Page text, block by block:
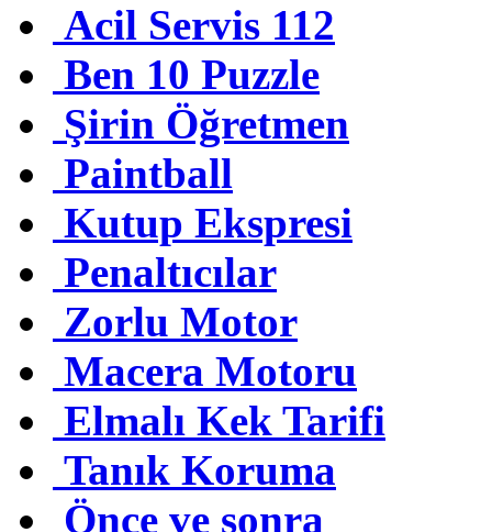
Acil Servis 112
Ben 10 Puzzle
Şirin Öğretmen
Paintball
Kutup Ekspresi
Penaltıcılar
Zorlu Motor
Macera Motoru
Elmalı Kek Tarifi
Tanık Koruma
Önce ve sonra